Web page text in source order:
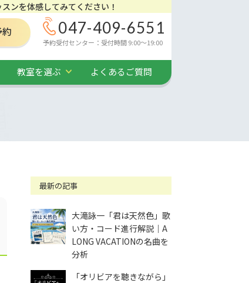
ンを体感してみてください！
047-409-6551
予約受付センター：受付時間 9:00～19:00
教室を選ぶ よくあるご質問
最新の記事
大滝詠一「君は天然色」歌
い方・コード進行解説｜A
LONG VACATIONの名曲を
分析
「オリビアを聴きながら」